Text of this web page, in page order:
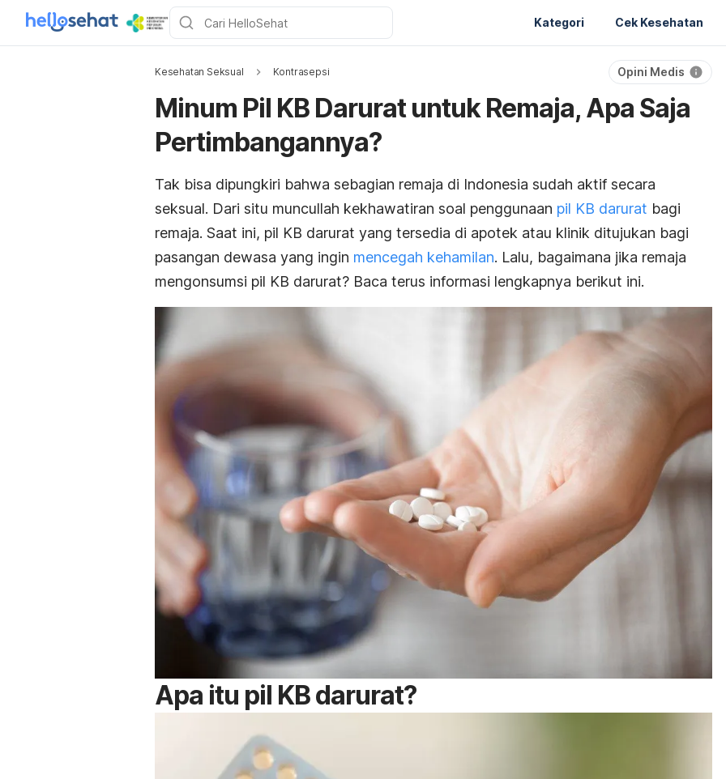
Kategori Cek Kesehatan
Kesehatan Seksual Kontrasepsi Opini Medis
Minum Pil KB Darurat untuk Remaja, Apa Saja
Pertimbangannya?
Tak bisa dipungkiri bahwa sebagian remaja di Indonesia sudah aktif secara
seksual. Dari situ muncullah kekhawatiran soal penggunaan pil KB darurat bagi
remaja. Saat ini, pil KB darurat yang tersedia di apotek atau klinik ditujukan bagi
pasangan dewasa yang ingin mencegah kehamilan. Lalu, bagaimana jika remaja
mengonsumsi pil KB darurat? Baca terus informasi lengkapnya berikut ini.
Apa itu pil KB darurat?